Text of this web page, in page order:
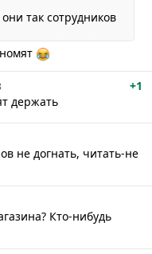
так сотрудников
+1
держать
не догнать, читать-не
Кто-нибудь